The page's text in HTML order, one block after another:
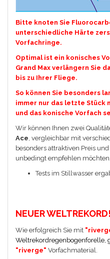
Bitte knoten Sie
unterschiedliche Härte
Vorfachringe.
Optimal ist ein konisches
Grand Max verlängern Sie
bis zu Ihrer Fliege.
So können Sie besonders
immer nur das letzte Stück
und das konische Vorfach
Wir können Ihnen zwei
Ace, vergleichbar mit
besonders attraktiven Preis und
unbedingt empfehlen möchten.
Tests im Stillwasser
NEUER
Wie erfolgreich Sie mit
Weltrekordregenbogenforelle,
"riverge" Vorfachmaterial.